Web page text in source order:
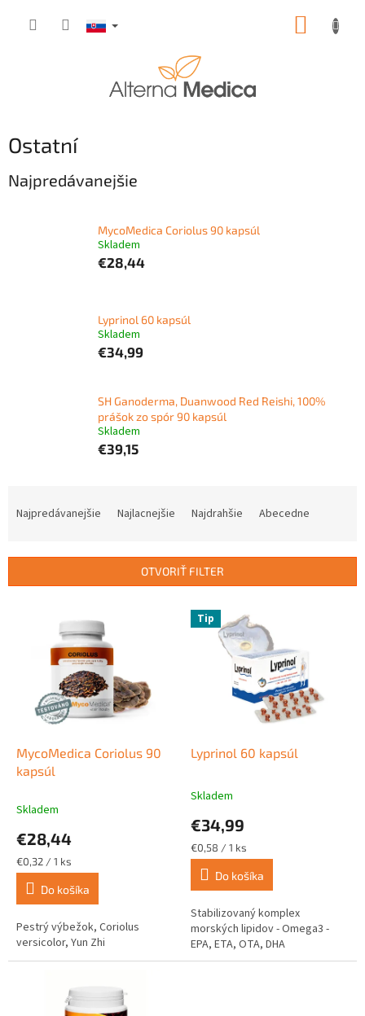
Ostatní
Najpredávanejšie
MycoMedica Coriolus 90 kapsúl
Skladem
€28,44
Lyprinol 60 kapsúl
Skladem
€34,99
SH Ganoderma, Duanwood Red Reishi, 100%
prášok zo spór 90 kapsúl
Skladem
€39,15
i
Najpredávanejšie Najlacnejšie Najdrahšie Abecedne
OTVORIŤ FILTER
MycoMedica Coriolus 90
kapsúl
Skladem
€28,44
Jednotková
cena:
€0,32 / 1 ks
Do košíka
Pestrý výbežok, Coriolus
versicolor, Yun Zhi
Tip
Lyprinol 60 kapsúl
Priemerné
produktu
je
5,0
5
hviezdičiek.
Skladem
€34,99
Jednotková
cena:
€0,58 / 1 ks
Do košíka
Stabilizovaný komplex
morských lipidov - Omega3 -
EPA, ETA, OTA, DHA